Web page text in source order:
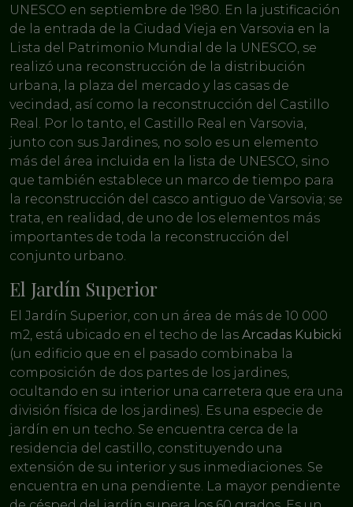
UNESCO en septiembre de 1980. En la justificación
de la entrada de la Ciudad Vieja en Varsovia en la
Lista del Patrimonio Mundial de la UNESCO, se
realizó una reconstrucción de la distribución
urbana, la plaza del mercado y las casas de
vecindad, así como la reconstrucción del Castillo
Real. Por lo tanto, el Castillo Real en Varsovia,
junto con sus Jardines, no solo es un elemento
más del área incluida en la lista de UNESCO, sino
que también establece un marco de tiempo para
la reconstrucción del casco antiguo de Varsovia; se
trata, en realidad, de uno de los elementos más
importantes de toda la reconstrucción del
conjunto urbano.
El Jardín Superior
El Jardín Superior, con un área de más de 10 000
m2, está ubicado en el techo de las Arcadas Kubicki
(un edificio que en el pasado combinaba la
composición de dos partes de los jardines,
ocultando en su interior una carretera que era una
división física de los jardines). Es una especie de
jardín en un techo. Se encuentra cerca de la
residencia del castillo, constituyendo una
extensión de su interior y sus inmediaciones. Se
encuentra en una pendiente. La mayor pendiente